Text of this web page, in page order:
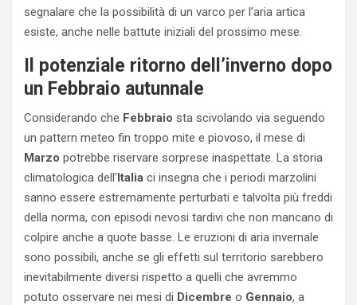
segnalare che la possibilità di un varco per l’aria artica
esiste, anche nelle battute iniziali del prossimo mese.
Il potenziale ritorno dell’inverno dopo
un Febbraio autunnale
Considerando che Febbraio sta scivolando via seguendo
un pattern meteo fin troppo mite e piovoso, il mese di
Marzo potrebbe riservare sorprese inaspettate. La storia
climatologica dell’Italia ci insegna che i periodi marzolini
sanno essere estremamente perturbati e talvolta più freddi
della norma, con episodi nevosi tardivi che non mancano di
colpire anche a quote basse. Le eruzioni di aria invernale
sono possibili, anche se gli effetti sul territorio sarebbero
inevitabilmente diversi rispetto a quelli che avremmo
potuto osservare nei mesi di Dicembre o Gennaio, a